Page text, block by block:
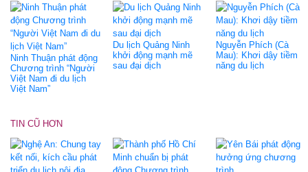
Ninh Thuận phát động
Chương trình “Người
Việt Nam đi du lịch
Việt Nam”
Du lịch Quảng Ninh
khởi động mạnh mẽ
sau đại dịch
Nguyễn Phích (Cà
Mau): Khơi dậy tiềm
năng du lịch
TIN CŨ HƠN